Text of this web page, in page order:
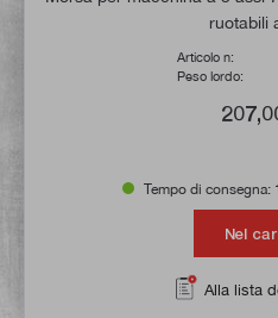
ruotabili
Articolo n:
Peso lordo:
Tempo di consegna:
Nel
Alla lista